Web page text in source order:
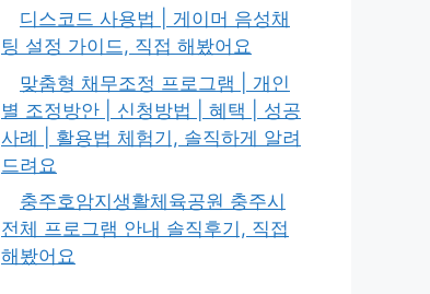
디스코드 사용법 | 게이머 음성채
팅 설정 가이드, 직접 해봤어요
맞춤형 채무조정 프로그램 | 개인
별 조정방안 | 신청방법 | 혜택 | 성공
사례 | 활용법 체험기, 솔직하게 알려
드려요
충주호암지생활체육공원 충주시
전체 프로그램 안내 솔직후기, 직접
해봤어요